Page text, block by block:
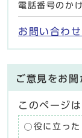
電話番号のか
お問い合わ
ご意見をお
このページ
役に立った